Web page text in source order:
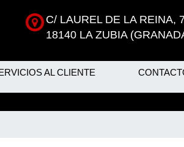
C/ LAUREL DE LA REINA,
18140 LA ZUBIA
AL CLIENTE
LA